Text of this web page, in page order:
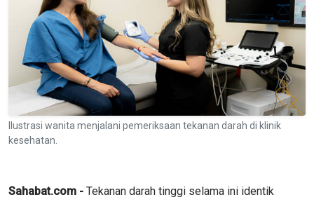
Ilustrasi wanita menjalani pemeriksaan tekanan darah di klinik
kesehatan.
Sahabat.com - Tekanan darah tinggi selama ini identik